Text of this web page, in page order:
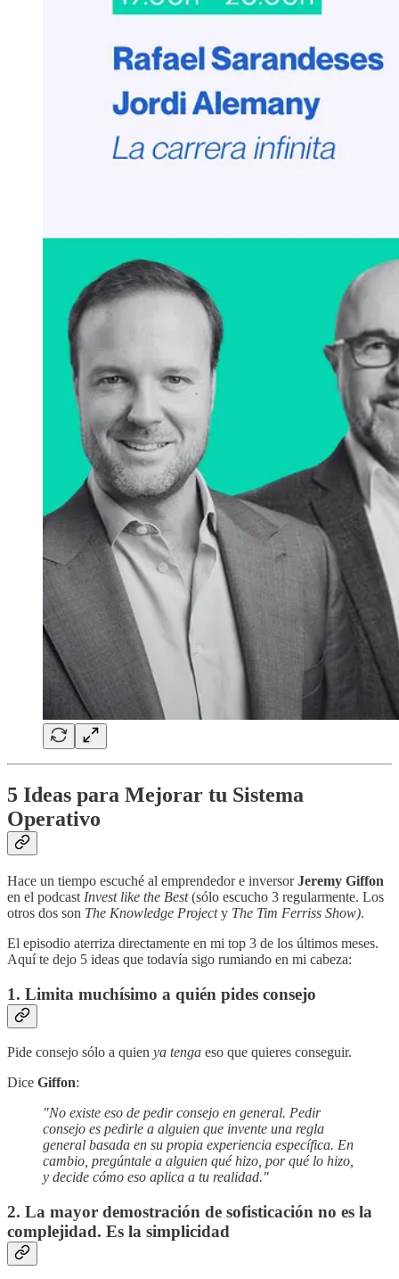
5 Ideas para Mejorar tu Sistema
Operativo
Hace un tiempo escuché al emprendedor e inversorJeremy Giffon
en el podcast Invest like the Best(sólo escucho 3 regularmente. Los
otros dos son The Knowledge Projecty The Tim Ferriss Show).
El episodio aterriza directamente en mi top 3 de los últimos meses.
Aquí te dejo 5 ideas que todavía sigo rumiando en mi cabeza:
1. Limita muchísimo a quién pides consejo
Pide consejo sólo a quien ya tenga eso que quieres conseguir.
Dice Giffon:
"No existe eso de pedir consejo en general. Pedir
consejo es pedirle a alguien que invente una regla
general basada en su propia experiencia específica. En
cambio, pregúntale a alguien qué hizo, por qué lo hizo,
y decide cómo eso aplica a tu realidad."
2. La mayor demostración de sofisticación no es la
complejidad. Es la simplicidad